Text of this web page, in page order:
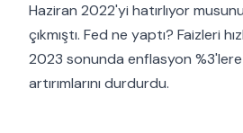
Haziran 2022'yi hatırlıyor
çıkmıştı. Fed ne yaptı? Faizleri
2023 sonunda enflasyon
artırımlarını durdurdu.